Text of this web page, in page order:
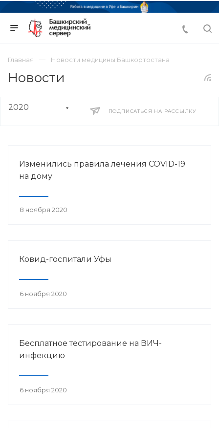
Главная Новости медицины Башкортостана
Новости
ПОДПИСАТЬСЯ НА РАССЫЛКУ
Изменились правила лечения COVID-19
на дому
8 ноября 2020
Ковид-госпитали Уфы
6 ноября 2020
Бесплатное тестирование на ВИЧ-
инфекцию
6 ноября 2020